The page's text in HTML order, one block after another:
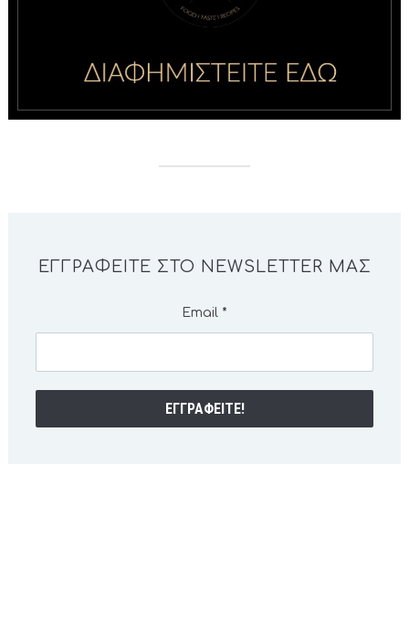
ΕΓΓΡΑΦΕΊΤΕ ΣΤΟ NEWSLETTER ΜΑΣ
Email *